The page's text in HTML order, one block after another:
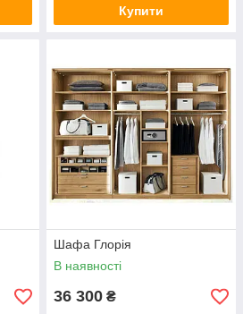
Купити
Шафа Глорія
В наявності
36 300 ₴